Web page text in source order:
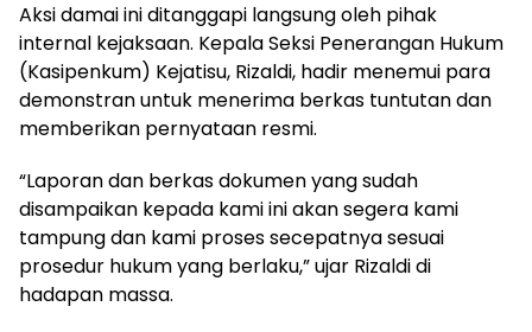
Aksi damai ini ditanggapi langsung oleh pihak
internal kejaksaan. Kepala Seksi Penerangan Hukum
(Kasipenkum) Kejatisu, Rizaldi, hadir menemui para
demonstran untuk menerima berkas tuntutan dan
memberikan pernyataan resmi.
“Laporan dan berkas dokumen yang sudah
disampaikan kepada kami ini akan segera kami
tampung dan kami proses secepatnya sesuai
prosedur hukum yang berlaku,” ujar Rizaldi di
hadapan massa.